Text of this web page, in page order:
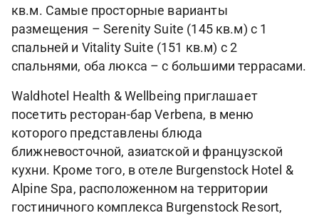
кв.м. Самые просторные варианты
размещения – Serenity Suite (145 кв.м) с 1
спальней и Vitality Suite (151 кв.м) с 2
спальнями, оба люкса – с большими террасами.
Waldhotel Health & Wellbeing приглашает
посетить ресторан-бар Verbena, в меню
которого представлены блюда
ближневосточной, азиатской и французской
кухни. Кроме того, в отеле Burgenstock Hotel &
Alpine Spa, расположенном на территории
гостиничного комплекса Burgenstock Resort,